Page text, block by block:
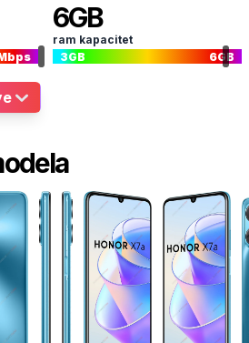
6GB
ram kapacitet
3GB 6GB